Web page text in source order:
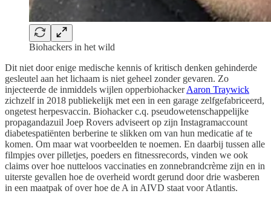
Biohackers in het wild
Dit niet door enige medische kennis of kritisch denken gehinderde
gesleutel aan het lichaam is niet geheel zonder gevaren. Zo
injecteerde de inmiddels wijlen opperbiohackerAaron Traywick
zichzelf in 2018 publiekelijk met een in een garage zelfgefabriceerd,
ongetest herpesvaccin. Biohacker c.q. pseudowetenschappelijke
propagandazuil Joep Rovers adviseert op zijn Instagramaccount
diabetespatiënten berberine te slikken om van hun medicatie af te
komen. Om maar wat voorbeelden te noemen. En daarbij tussen alle
filmpjes over pilletjes, poeders en fitnessrecords, vinden we ook
claims over hoe nutteloos vaccinaties en zonnebrandcrème zijn en in
uiterste gevallen hoe de overheid wordt gerund door drie wasberen
in een maatpak of over hoe de A in AIVD staat voor Atlantis.